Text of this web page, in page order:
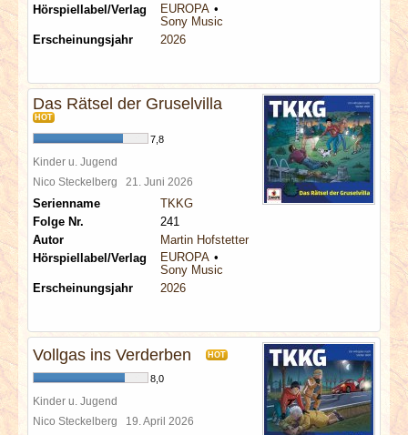
Hörspiellabel/Verlag
EUROPA
Sony Music
Erscheinungsjahr
2026
Das Rätsel der Gruselvilla
HOT
7,8
Kinder u. Jugend
Nico Steckelberg 21. Juni 2026
Serienname
TKKG
Folge Nr.
241
Autor
Martin Hofstetter
Hörspiellabel/Verlag
EUROPA
Sony Music
Erscheinungsjahr
2026
Vollgas ins Verderben HOT
8,0
Kinder u. Jugend
Nico Steckelberg 19. April 2026